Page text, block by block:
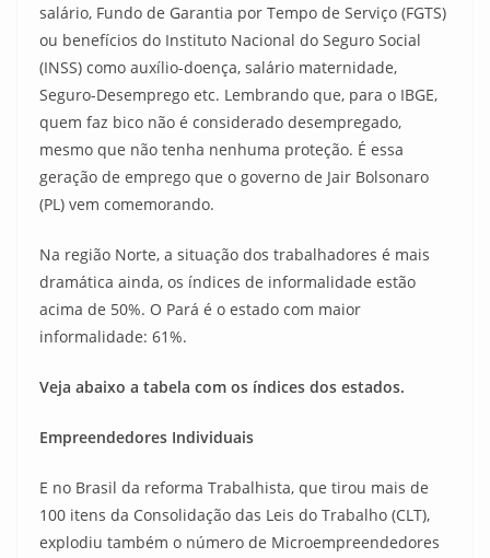
salário, Fundo de Garantia por Tempo de Serviço (FGTS)
ou benefícios do Instituto Nacional do Seguro Social
(INSS) como auxílio-doença, salário maternidade,
Seguro-Desemprego etc. Lembrando que, para o IBGE,
quem faz bico não é considerado desempregado,
mesmo que não tenha nenhuma proteção. É essa
geração de emprego que o governo de Jair Bolsonaro
(PL) vem comemorando.
Na região Norte, a situação dos trabalhadores é mais
dramática ainda, os índices de informalidade estão
acima de 50%. O Pará é o estado com maior
informalidade: 61%.
Veja abaixo a tabela com os índices dos estados.
Empreendedores Individuais
E no Brasil da reforma Trabalhista, que tirou mais de
100 itens da Consolidação das Leis do Trabalho (CLT),
explodiu também o número de Microempreendedores